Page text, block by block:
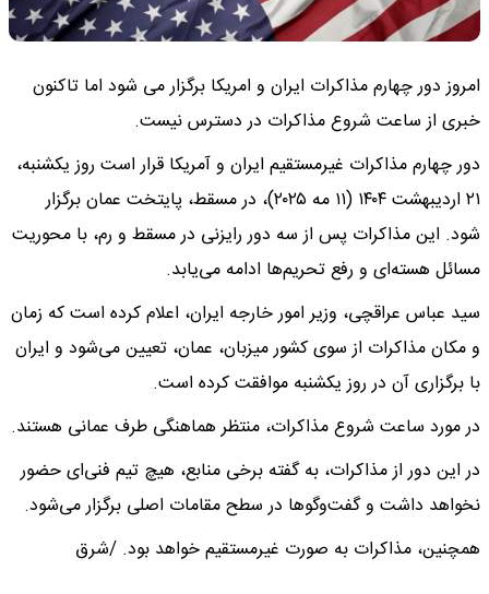
امروز دور چهارم مذاکرات ایران و امریکا برگزار می شود اما تاکنون
خبری از ساعت شروع مذاکرات در دسترس نیست.
دور چهارم مذاکرات غیرمستقیم ایران و آمریکا قرار است روز یکشنبه،
۲۱ اردیبهشت ۱۴۰۴ (۱۱ مه ۲۰۲۵)، در مسقط، پایتخت عمان برگزار
شود. این مذاکرات پس از سه دور رایزنی در مسقط و رم، با محوریت
مسائل هسته‌ای و رفع تحریم‌ها ادامه می‌یابد.
سید عباس عراقچی، وزیر امور خارجه ایران، اعلام کرده است که زمان
و مکان مذاکرات از سوی کشور میزبان، عمان، تعیین می‌شود و ایران
با برگزاری آن در روز یکشنبه موافقت کرده است.
در مورد ساعت شروع مذاکرات، منتظر هماهنگی طرف عمانی هستند.
در این دور از مذاکرات، به گفته برخی منابع، هیچ تیم فنی‌ای حضور
نخواهد داشت و گفت‌وگوها در سطح مقامات اصلی برگزار می‌شود.
همچنین، مذاکرات به صورت غیرمستقیم خواهد بود. /شرق